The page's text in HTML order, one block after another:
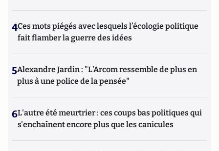
4Ces mots piégés avec lesquels l’écologie politique
fait flamber la guerre des idées
5Alexandre Jardin : "L'Arcom ressemble de plus en
plus à une police de la pensée"
6L'autre été meurtrier : ces coups bas politiques qui
s'enchaînent encore plus que les canicules